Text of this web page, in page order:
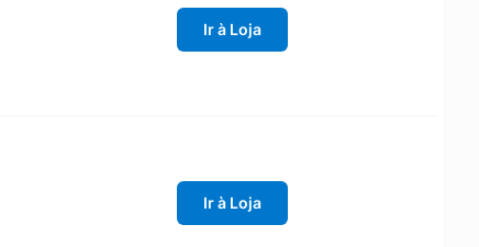
Ir à Loja
Ir à Loja